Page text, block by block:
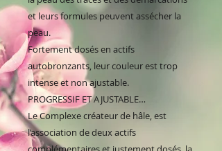
et leurs formules peuvent assécher la
peau.
Fortement dosés en actifs
autobronzants, leur couleur est trop
intense et non ajustable.
PROGRESSIF ET AJUSTABLE…
Le Complexe créateur de hâle, est
l’association de deux actifs